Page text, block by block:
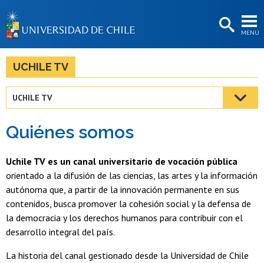
MENÚ
BIBLIOTECAS
Estudiantes
Académicas/os
Funcionarias/os
Egresadas/os
UCHILE TV
UCHILE TV
Quiénes somos
Uchile TV es un canal universitario de vocación pública
orientado a la difusión de las ciencias, las artes y la información
autónoma que, a partir de la innovación permanente en sus
contenidos, busca promover la cohesión social y la defensa de
la democracia y los derechos humanos para contribuir con el
desarrollo integral del país.
La historia del canal gestionado desde la Universidad de Chile